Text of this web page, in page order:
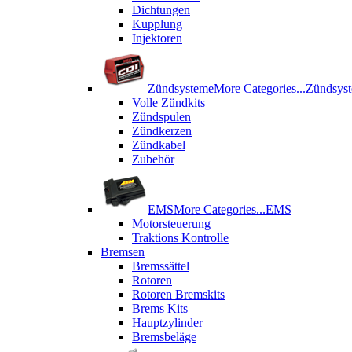
Dichtungen
Kupplung
Injektoren
ZündsystemeMore Categories...
Volle Zündkits
Zündspulen
Zündkerzen
Zündkabel
Zubehör
EMSMore Categories...EMS
Motorsteuerung
Traktions Kontrolle
Bremsen
Bremssättel
Rotoren
Rotoren Bremskits
Brems Kits
Hauptzylinder
Bremsbeläge